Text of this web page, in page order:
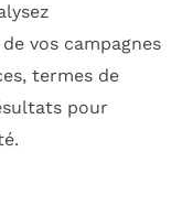
vos campagnes
termes de
pour